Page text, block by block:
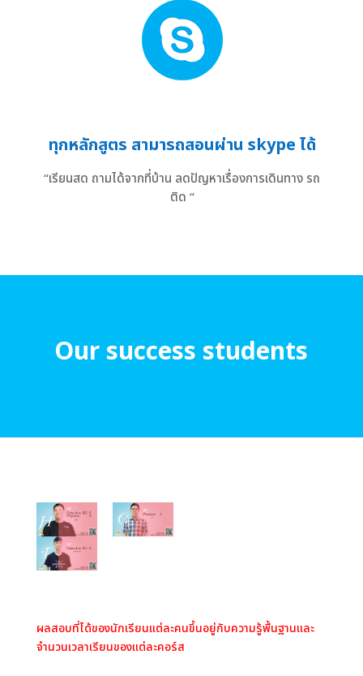
ทุกหลักสูตร สามารถสอนผ่าน skype ได้
“เรียนสด ถามได้จากที่บ้าน ลดปัญหาเรื่องการเดินทาง รถ
ติด “
Our success students
ผลสอบที่ได้ของนักเรียนแต่ละคนขึ้นอยู่กับความรู้พื้นฐานและ
จำนวนเวลาเรียนของแต่ละคอร์ส